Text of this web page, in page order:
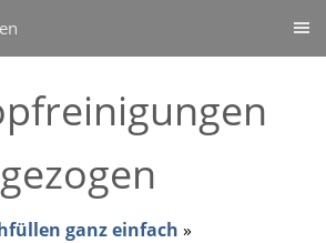
ganz einfach »